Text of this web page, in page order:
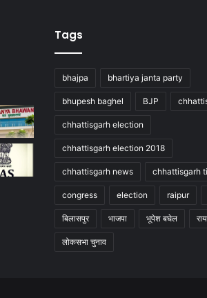
Tags
bhajpa bhartiya janta party
bhupesh baghel BJP
chhattisgarh election
chhattisgarh election 2018
chhattisgarh news chhattisgarh
congress election raipur
बिलासपुर भाजपा भूपेश बघेल
लोकसभा चुनाव